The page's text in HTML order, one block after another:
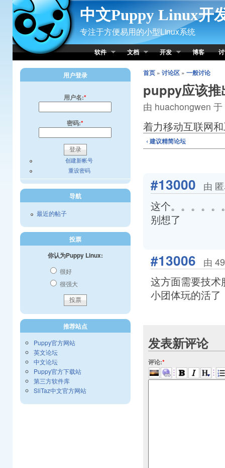
Skip to Content
中文Puppy Linux开
专注于方便易用的小型Linux系统
软件 文档 开发 博客
首页» 讨论区» 一般讨论
puppy应该推
由 huachongwen
着力移动互联网
‹ 建议精简论坛
#13000 由
这个。。。。。
别想了
#13006 由
这方面需要技
小团体玩的活了
发表新评论
评论:*
用户登录
用户名:*
密码:*
创建新帐号
重设密码
导航
最近的帖子
投票
你认为Puppy Linux:
很好
很强大
推荐站点
Puppy官方网站
英文论坛
中文论坛
Puppy官方下载站
第三方软件库
SliTaz中文官方网站